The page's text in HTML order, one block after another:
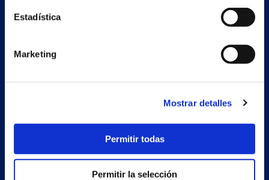
Estadística
Marketing
Mostrar detalles
Permitir todas
Permitir la selección
Estrada Porto Cabeiro, 68
Vilar de Infesta 36815
News